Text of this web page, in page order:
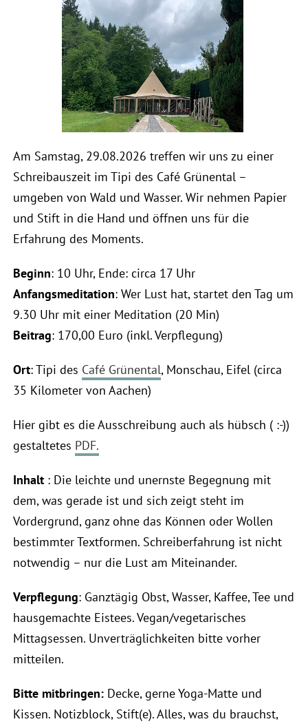
Am Samstag, 29.08.2026 treffen wir uns zu einer
Schreibauszeit im Tipi des Café Grünental –
umgeben von Wald und Wasser. Wir nehmen Papier
und Stift in die Hand und öffnen uns für die
Erfahrung des Moments.
Beginn: 10 Uhr, Ende: circa 17 Uhr
Anfangsmeditation: Wer Lust hat, startet den Tag um
9.30 Uhr mit einer Meditation (20 Min)
Beitrag: 170,00 Euro (inkl. Verpflegung)
Ort: Tipi des Café Grünental, Monschau, Eifel (circa
35 Kilometer von Aachen)
Hier gibt es die Ausschreibung auch als hübsch ( :-))
gestaltetes PDF.
Inhalt: Die leichte und unernste Begegnung mit
dem, was gerade ist und sich zeigt steht im
Vordergrund, ganz ohne das Können oder Wollen
bestimmter Textformen. Schreiberfahrung ist nicht
notwendig – nur die Lust am Miteinander.
Verpflegung: Ganztägig Obst, Wasser, Kaffee, Tee und
hausgemachte Eistees. Vegan/vegetarisches
Mittagsessen. Unverträglichkeiten bitte vorher
mitteilen.
Bitte mitbringen:Decke, gerne Yoga-Matte und
Kissen. Notizblock, Stift(e). Alles, was du brauchst,